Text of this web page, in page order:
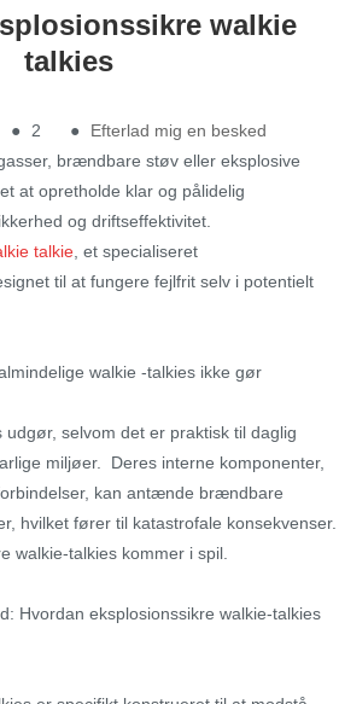
walkie
talkies
● 2 ●
Efterlad mig en besked
brændbare støv eller eksplosive
at opretholde klar og pålidelig
og driftseffektivitet.
talkie , et specialiseret
til at fungere fejlfrit selv i potentielt
walkie -talkies ikke gør
udgør, selvom det er praktisk til daglig
miljøer. Deres interne komponenter,
kan antænde brændbare
hvilket fører til katastrofale konsekvenser.
walkie-talkies kommer i spil.
Hvordan eksplosionssikre walkie-talkies